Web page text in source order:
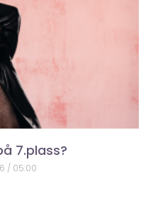
7.plass?
05:00